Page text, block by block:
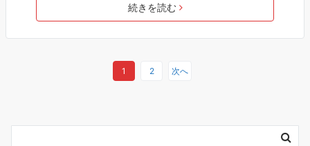
続きを読む
1 2 次へ